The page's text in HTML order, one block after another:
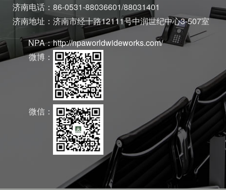
济南电话： 86-0531-88036601/88031401
济南地址： 济南市经十路12111号中润世纪中心3-507室
NPA：http://npaworldwideworks.com/
微博：
微信：